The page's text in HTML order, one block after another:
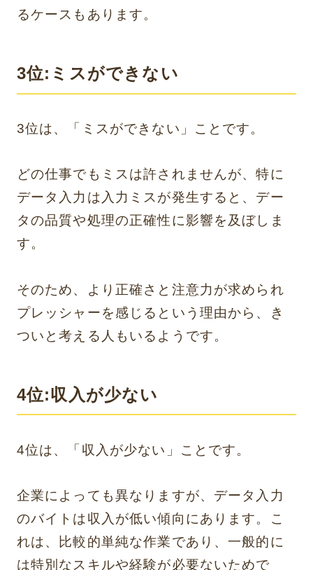
るケースもあります。
3位:ミスができない
3位は、「ミスができない」ことです。
どの仕事でもミスは許されませんが、特に
データ入力は入力ミスが発生すると、デー
タの品質や処理の正確性に影響を及ぼしま
す。
そのため、より正確さと注意力が求められ
プレッシャーを感じるという理由から、き
ついと考える人もいるようです。
4位:収入が少ない
4位は、「収入が少ない」ことです。
企業によっても異なりますが、データ入力
のバイトは収入が低い傾向にあります。こ
れは、比較的単純な作業であり、一般的に
は特別なスキルや経験が必要ないためで